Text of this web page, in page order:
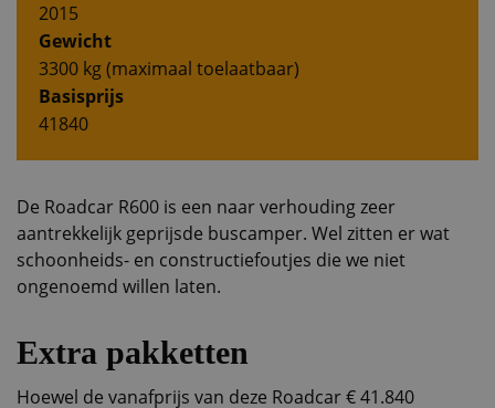
2015
Gewicht
3300 kg (maximaal toelaatbaar)
Basisprijs
41840
De Roadcar R600 is een naar verhouding zeer
aantrekkelijk geprijsde buscamper. Wel zitten er wat
schoonheids- en constructiefoutjes die we niet
ongenoemd willen laten.
Extra pakketten
Hoewel de vanafprijs van deze Roadcar € 41.840